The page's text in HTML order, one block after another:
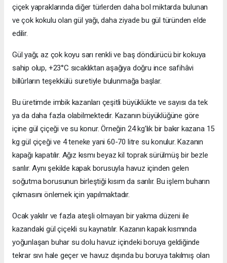
çiçek yapraklarında diğer türlerden daha bol miktarda bulunan
ve çok kokulu olan gül yağı, daha ziyade bu gül türünden elde
edilir.
Gül yağı; az çok koyu sarı renkli ve baş döndürücü bir kokuya
sahip olup, +23°C sıcaklıktan aşağıya doğru ince safihâvi
billûrların teşekkülü suretiyle bulunmağa başlar.
Bu üretimde imbik kazanları çeşitli büyüklükte ve sayısı da tek
ya da daha fazla olabilmektedir. Kazanın büyüklüğüne göre
içine gül çiçeği ve su konur. Örneğin 24 kg’lık bir bakır kazana 15
kg gül çiçeği ve 4 teneke yani 60-70 litre su konulur. Kazanın
kapağı kapatılır. Ağız kısmı beyaz kil toprak sürülmüş bir bezle
sarılır. Aynı şekilde kapak borusuyla havuz içinden gelen
soğutma borusunun birleştiği kısım da sarılır. Bu işlem buharın
çıkmasını önlemek için yapılmaktadır.
Ocak yakılır ve fazla ateşli olmayan bir yakma düzeni ile
kazandaki gül çiçekli su kaynatılır. Kazanın kapak kısmında
yoğunlaşan buhar su dolu havuz içindeki boruya geldiğinde
tekrar sıvı hale geçer ve havuz dışında bu boruya takılmış olan